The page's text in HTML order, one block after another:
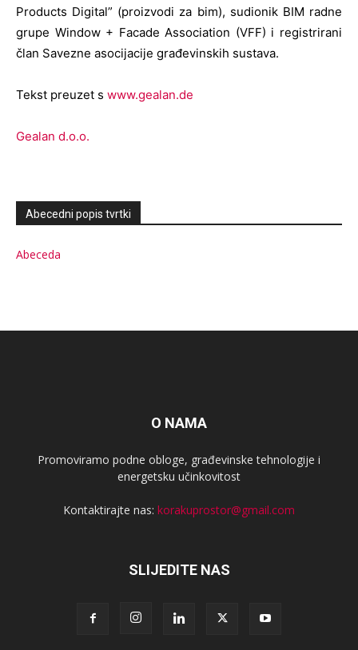
Products Digital” (proizvodi za bim), sudionik BIM radne
grupe Window + Facade Association (VFF) i registrirani
član Savezne asocijacije građevinskih sustava.
Tekst preuzet s www.gealan.de
Gealan d.o.o.
Abecedni popis tvrtki
Abeceda
O NAMA
Promoviramo podne obloge, građevinske tehnologije i
energetsku učinkovitost
Kontaktirajte nas: korakuprostor@gmail.com
SLIJEDITE NAS